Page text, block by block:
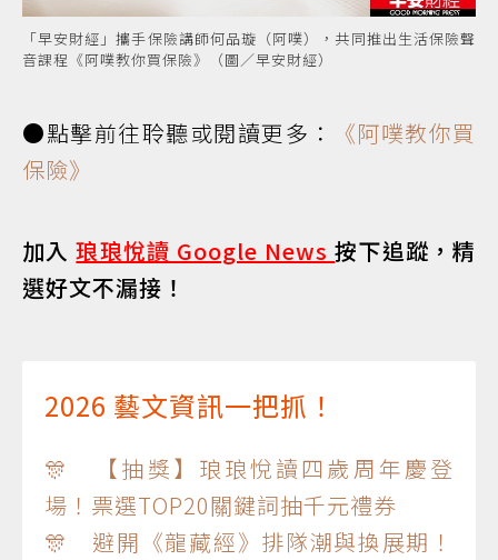
「早安財經」攜手保險講師何品璇（阿噗），共同推出生活保險聲
音課程《阿噗教你買保險》（圖／早安財經）
●點擊前往聆聽或閱讀更多：
《阿噗教你買
保險》
加入琅琅悅讀 Google News按下追蹤，精
選好文不漏接！
2026 藝文資訊一把抓！
🎊 【抽獎】琅琅悅讀四歲周年慶登
場！票選TOP20關鍵詞抽千元禮券
🎊 避開《龍藏經》排隊潮與換展期！